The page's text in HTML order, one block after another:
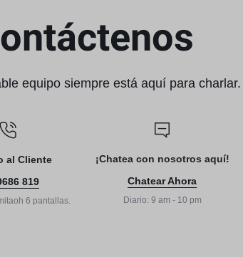
Estudio
Video
Cámaras y Lentes
Baterias y Accesorios
Estabilización
equipo siempre está aquí para charlar.
al Cliente
819
6 pantallas.
¡Chatea con nosotros aquí!
Chatear Ahora
Diario: 9 am - 10 pm